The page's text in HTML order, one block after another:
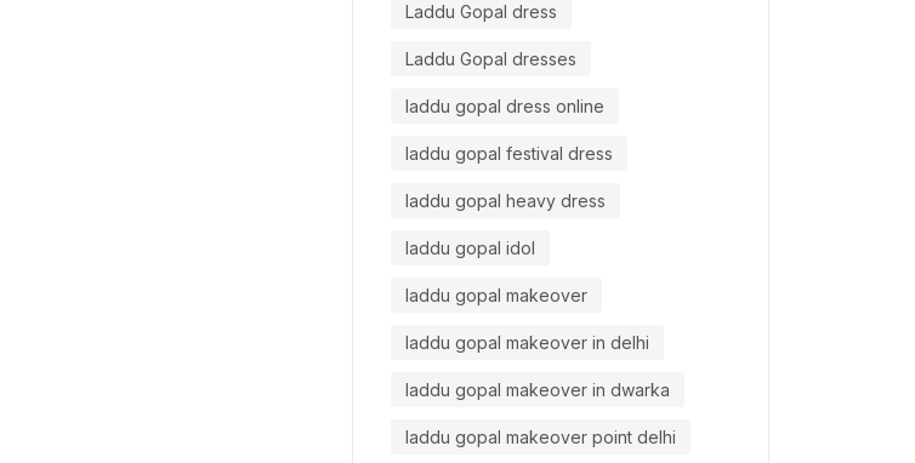
Laddu Gopal dress
Laddu Gopal dresses
laddu gopal dress online
laddu gopal festival dress
laddu gopal heavy dress
laddu gopal idol
laddu gopal makeover
laddu gopal makeover in delhi
laddu gopal makeover in dwarka
laddu gopal makeover point delhi